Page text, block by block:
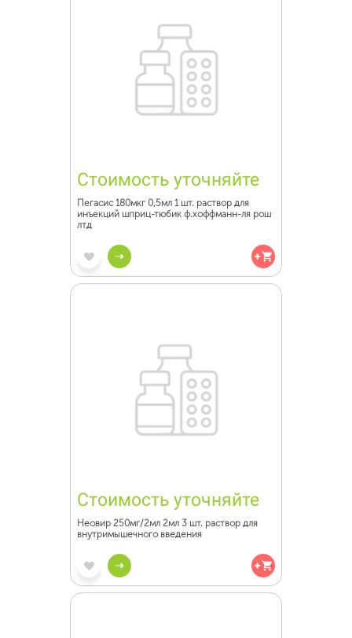
Стоимость уточняйте
Пегасис 180мкг 0,5мл 1 шт. раствор для
инъекций шприц-тюбик ф.хоффманн-ля рош
лтд
Стоимость уточняйте
Неовир 250мг/2мл 2мл 3 шт. раствор для
внутримышечного введения